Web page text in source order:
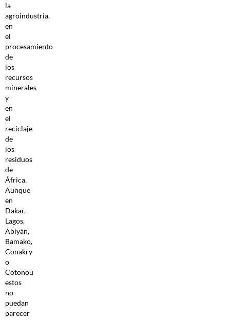
la
agroindustria,
en
el
procesamiento
de
los
recursos
minerales
y
en
el
reciclaje
de
los
residuos
de
África.
Aunque
en
Dakar,
Lagos,
Abiyán,
Bamako,
Conakry
o
Cotonou
estos
no
puedan
parecer